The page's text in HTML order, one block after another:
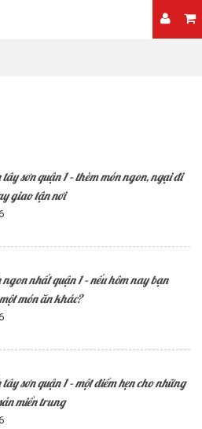
sơn quận 1 – thèm món ngon, ngại đi
giao tận nơi
nhất quận 1 – nếu hôm nay bạn
món ăn khác?
sơn quận 1 – một điểm hẹn cho những
miền trung